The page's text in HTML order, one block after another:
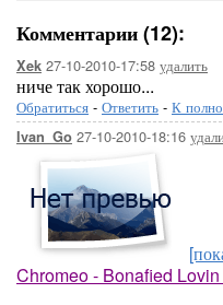
Комментарии (12):
Xek 27-10-2010-17:58 удалить
ниче так хорошо...
Обратиться - Ответить - К
Ivan_Go 27-10-2010-18:16
Chromeo - Bonafied